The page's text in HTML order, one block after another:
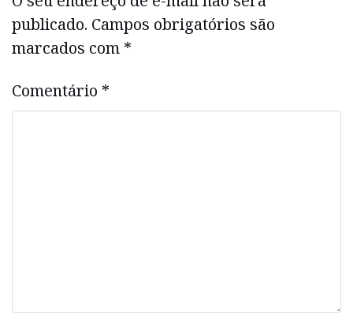
publicado. Campos obrigatórios são
marcados com *
Comentário *